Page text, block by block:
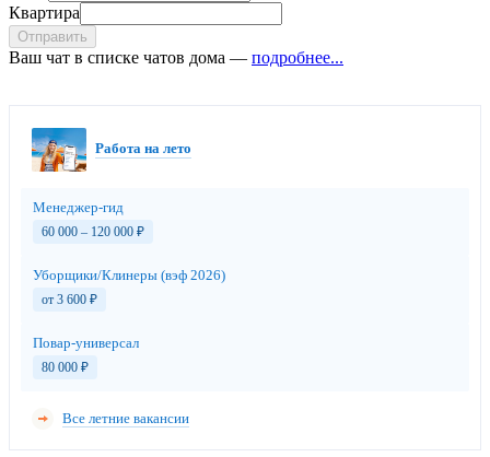
Квартира
Отправить
Ваш чат в списке чатов дома — подробнее...
Работа на лето
Менеджер-гид
60 000 – 120 000 ₽
Уборщики/Клинеры (вэф 2026)
от 3 600 ₽
Повар-универсал
80 000 ₽
Все летние вакансии